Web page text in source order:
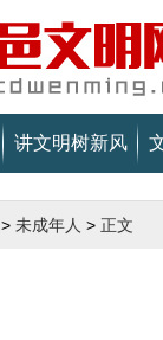
讲文明树新风
> 未成年人 > 正文